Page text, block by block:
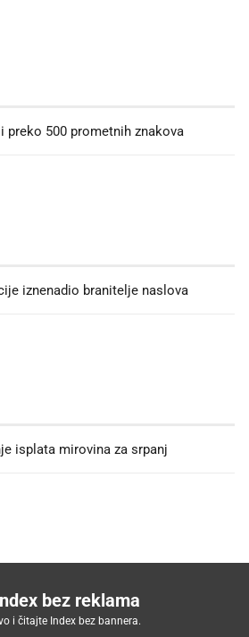
preko 500 prometnih znakova
iznenadio branitelje naslova
isplata mirovina za srpanj
bez reklama
i čitajte Index bez bannera.